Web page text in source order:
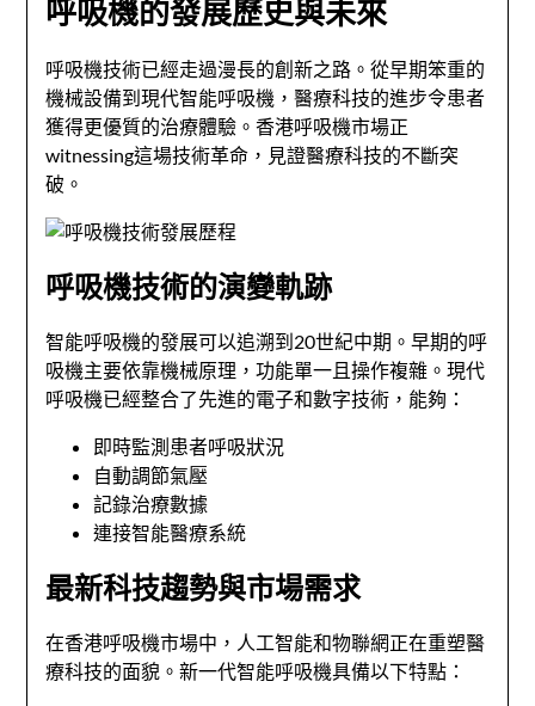
呼吸機的發展歷史與未來
呼吸機技術已經走過漫長的創新之路。從早期笨重的
機械設備到現代智能呼吸機，醫療科技的進步令患者
獲得更優質的治療體驗。香港呼吸機市場正
witnessing這場技術革命，見證醫療科技的不斷突
破。
呼吸機技術的演變軌跡
智能呼吸機的發展可以追溯到20世紀中期。早期的呼
吸機主要依靠機械原理，功能單一且操作複雜。現代
呼吸機已經整合了先進的電子和數字技術，能夠：
即時監測患者呼吸狀況
自動調節氣壓
記錄治療數據
連接智能醫療系統
最新科技趨勢與市場需求
在香港呼吸機市場中，人工智能和物聯網正在重塑醫
療科技的面貌。新一代智能呼吸機具備以下特點：